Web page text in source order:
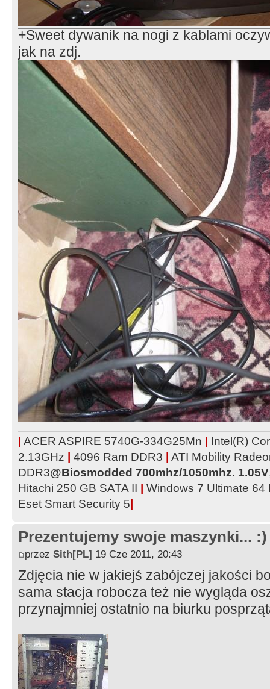
+Sweet dywanik na nogi z kablami
jak na zdj.
| ACER ASPIRE 5740G-334G25Mn | Intel(R)
2.13GHz | 4096 Ram DDR3 | ATI Mobility
DDR3@Biosmodded 700mhz/1050mhz. 1.05V
Hitachi 250 GB SATA II | Windows 7 Ultimate 64
Eset Smart Security 5|
Prezentujemy swoje maszynki... :)
przez Sith[PL] 19 Cze 2011, 20:43
Zdjęcia nie w jakiejś zabójczej jakości
sama stacja robocza też nie wygląda
przynajmniej ostatnio na biurku